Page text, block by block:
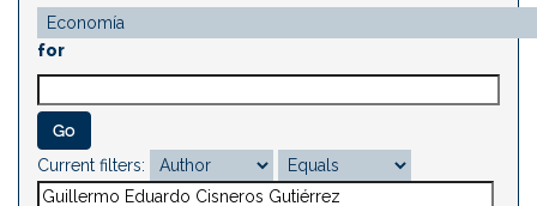
for
Current filters: